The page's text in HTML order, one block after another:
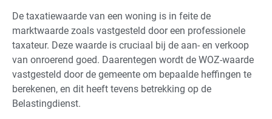
De taxatiewaarde van een woning is in feite de
marktwaarde zoals vastgesteld door een professionele
taxateur. Deze waarde is cruciaal bij de aan- en verkoop
van onroerend goed. Daarentegen wordt de WOZ-waarde
vastgesteld door de gemeente om bepaalde heffingen te
berekenen, en dit heeft tevens betrekking op de
Belastingdienst.